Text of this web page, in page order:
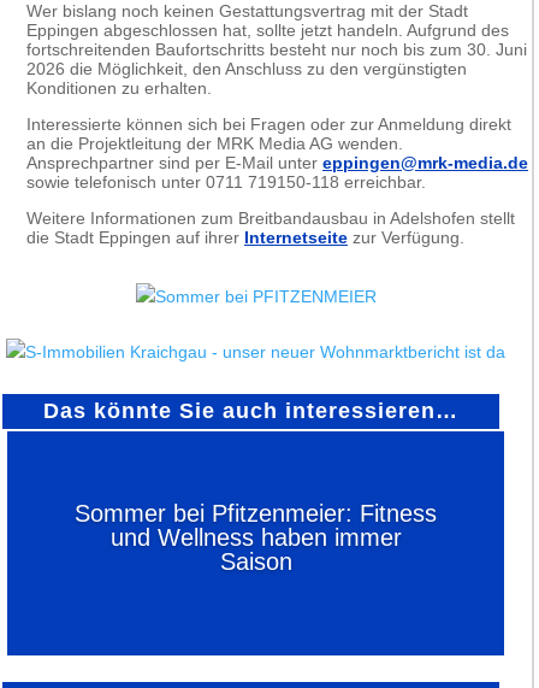
Wer bislang noch keinen Gestattungsvertrag mit der Stadt
Eppingen abgeschlossen hat, sollte jetzt handeln. Aufgrund des
fortschreitenden Baufortschritts besteht nur noch bis zum 30. Juni
2026 die Möglichkeit, den Anschluss zu den vergünstigten
Konditionen zu erhalten.
Interessierte können sich bei Fragen oder zur Anmeldung direkt
an die Projektleitung der MRK Media AG wenden.
Ansprechpartner sind per E-Mail unter eppingen@mrk-media.de
sowie telefonisch unter 0711 719150-118 erreichbar.
Weitere Informationen zum Breitbandausbau in Adelshofen stellt
die Stadt Eppingen auf ihrer Internetseite zur Verfügung.
Das könnte Sie auch interessieren…
Sommer bei Pfitzenmeier: Fitness
und Wellness haben immer
Saison